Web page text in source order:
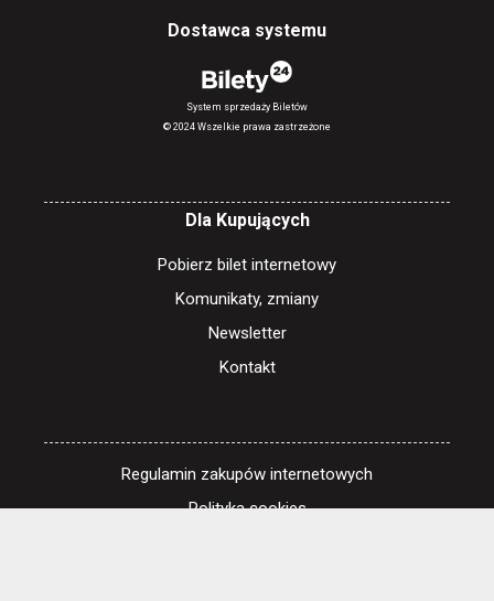
Dostawca systemu
System sprzedaży Biletów
© 2024 Wszelkie prawa zastrzeżone
Dla Kupujących
Pobierz bilet internetowy
Komunikaty, zmiany
Newsletter
Kontakt
Regulamin zakupów internetowych
Polityka cookies